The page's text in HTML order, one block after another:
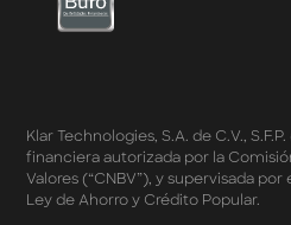
Términos y Condiciones -
Términos y Condiciones –
Mercado Libre
Términos y Condiciones -
Klar Technologies, S.A. de C.V.,
financiera autorizada por la
Valores (“CNBV”), y supervisada
Ley de Ahorro y Crédito Popular.